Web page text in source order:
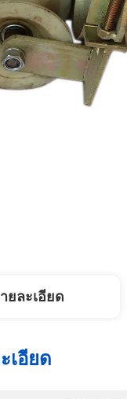
ยละเอียด
เอียด